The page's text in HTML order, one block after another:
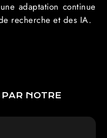
adaptation continue
recherche et des IA.
NOTRE